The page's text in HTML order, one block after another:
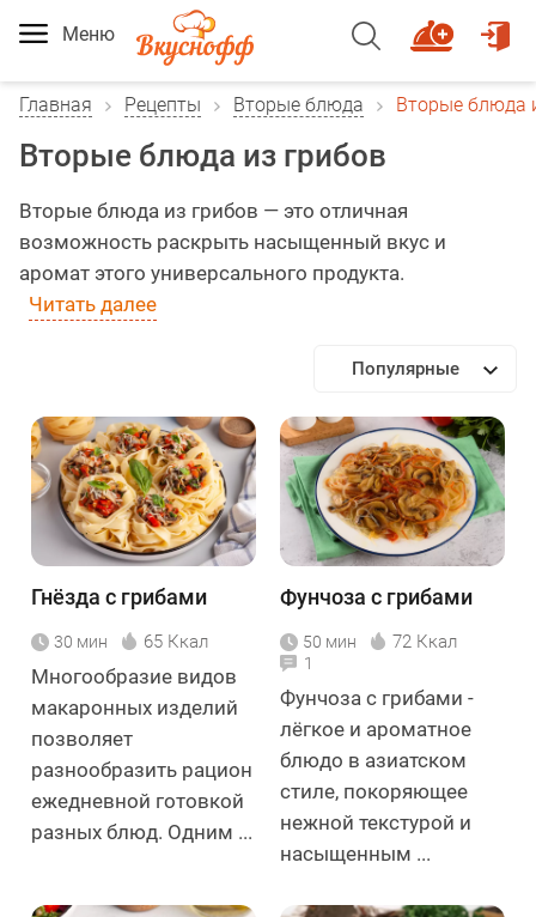
Меню
Главная Рецепты Вторые блюда Вторые блюда
Вторые блюда из грибов
Вторые блюда из грибов — это отличная
возможность раскрыть насыщенный вкус и
аромат этого универсального продукта.
Читать далее
Популярные
Гнёзда с грибами
30 мин 65 Ккал
Многообразие видов
макаронных изделий
позволяет
разнообразить рацион
ежедневной готовкой
разных блюд. Одним ...
Фунчоза с грибами
50 мин 72 Ккал
1
Фунчоза с грибами -
лёгкое и ароматное
блюдо в азиатском
стиле, покоряющее
нежной текстурой и
насыщенным ...